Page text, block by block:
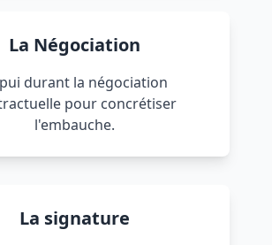
La Négociation
durant la négociation
pour concrétiser
l'embauche.
La signature